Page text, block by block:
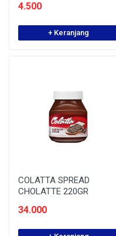
4.500
+ Keranjang
COLATTA SPREAD
CHOLATTE 220GR
34.000